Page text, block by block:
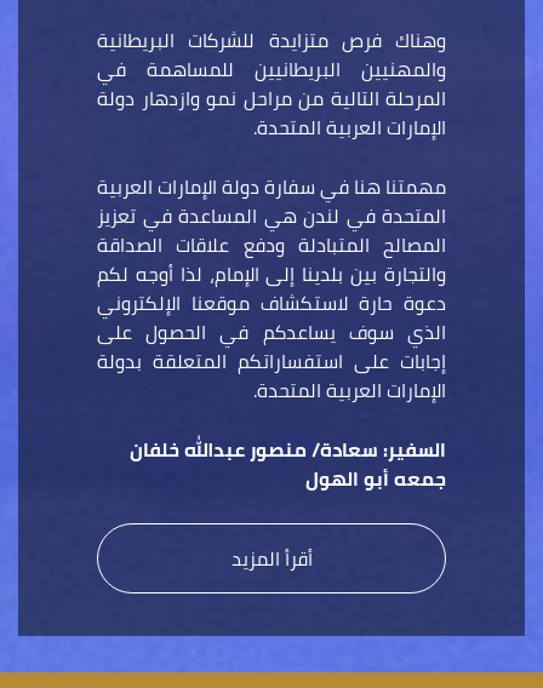
وهناك فرص متزايدة للشركات البريطانية
والمهنيين البريطانيين للمساهمة في
المرحلة التالية من مراحل نمو وازدهار دولة
الإمارات العربية المتحدة.
مهمتنا هنا في سفارة دولة الإمارات العربية
المتحدة في لندن هي المساعدة في تعزيز
المصالح المتبادلة ودفع علاقات الصداقة
والتجارة بين بلدينا إلى الإمام، لذا أوجه لكم
دعوة حارة لاستكشاف موقعنا الإلكتروني
الذي سوف يساعدكم في الحصول على
إجابات على استفساراتكم المتعلقة بدولة
الإمارات العربية المتحدة.
السفير: سعادة/ منصور عبدالله خلفان
جمعه أبو الهول
أقرأ المزيد